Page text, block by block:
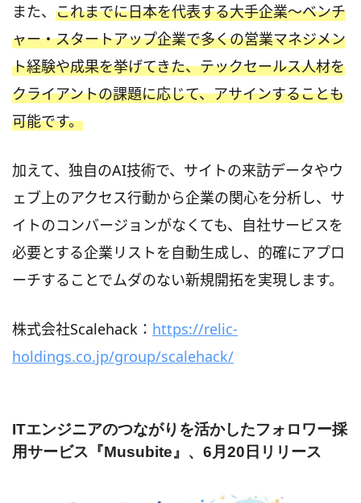
また、 これまでに日本を代表する大手企業～ベンチ
ャー・スタートアップ企業で多くの営業マネジメン
ト経験や成果を挙げてきた、テックセールス人材を
クライアントの課題に応じて、アサインすることも
可能です。
加えて、独自のAI技術で、サイトの来訪データやウ
ェブ上のアクセス行動から企業の関心を分析し、サ
イトのコンバージョンがなくても、自社サービスを
必要とする企業リストを自動生成し、的確にアプロ
ーチすることでムダのない新規開拓を実現します。
株式会社Scalehack： https://relic-
holdings.co.jp/group/scalehack/
ITエンジニアのつながりを活かしたフォロワー採
用サービス『Musubite』、6月20日リリース